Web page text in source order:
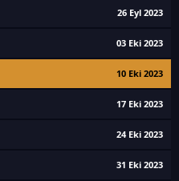
26 Eyl 2023
03 Eki 2023
10 Eki 2023
17 Eki 2023
24 Eki 2023
31 Eki 2023